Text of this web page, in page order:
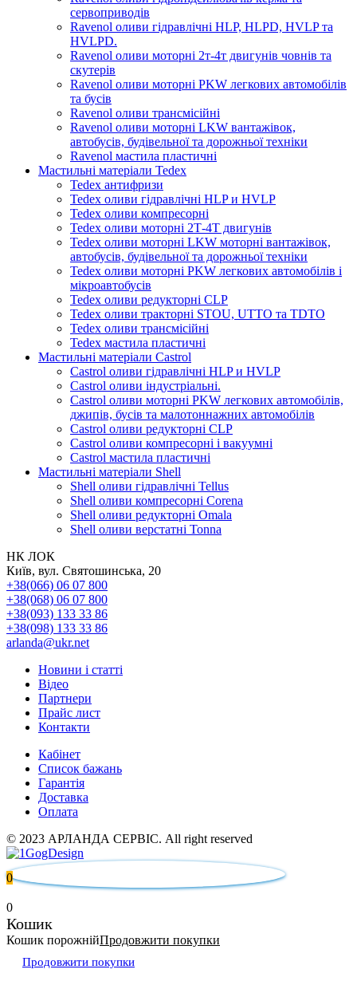
сервоприводів
Ravenol оливи гідравлічні HLP, HLPD, HVLP та
HVLPD.
Ravenol оливи моторні 2т-4т двигунів човнів та
скутерів
Ravenol оливи моторні PKW легкових автомобілів
та бусів
Ravenol оливи трансмісійні
Ravenol оливи моторні LKW вантажівок,
автобусів, будівельної та дорожньої техніки
Ravenol мастила пластичні
Мастильні матеріали Tedex
Tedex антифризи
Tedex оливи гідравлічні HLP и HVLP
Tedex оливи компресорні
Tedex оливи моторні 2Т-4Т двигунів
Tedex оливи моторні LKW моторні вантажівок,
автобусів, будівельної та дорожньої техніки
Tedex оливи моторні PKW легкових автомобілів і
мікроавтобусів
Tedex оливи редукторні CLP
Tedex оливи тракторні STOU, UTTO та TDTO
Tedex оливи трансмісійні
Tedex мастила пластичні
Мастильні матеріали Castrol
Castrol оливи гідравлічні HLP и HVLP
Castrol оливи індустріальні.
Castrol оливи моторні PKW легкових автомобілів,
джипів, бусів та малотоннажних автомобілів
Castrol оливи редукторні CLP
Castrol оливи компресорні і вакуумні
Castrol мастила пластичні
Мастильні матеріали Shell
Shell оливи гідравлічні Tellus
Shell оливи компресорні Corena
Shell оливи редукторні Omala
Shell оливи верстатні Tonna
НК ЛОК
Київ, вул. Святошинська, 20
+38(066) 06 07 800
+38(068) 06 07 800
+38(093) 133 33 86
+38(098) 133 33 86
arlanda@ukr.net
Новини і статті
Відео
Партнери
Прайс лист
Контакти
Кабінет
Список бажань
Гарантія
Доставка
Оплата
© 2023 АРЛАНДА СЕРВІС. All right reserved
0
0
Кошик
Кошик порожнійПродовжити покупки
Продовжити покупки